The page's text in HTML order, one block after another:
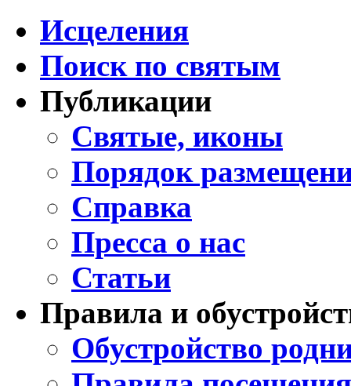
Исцеления
Поиск по святым
Публикации
Святые, иконы
Порядок
Справка
Пресса о нас
Статьи
Правила и
Обустройство